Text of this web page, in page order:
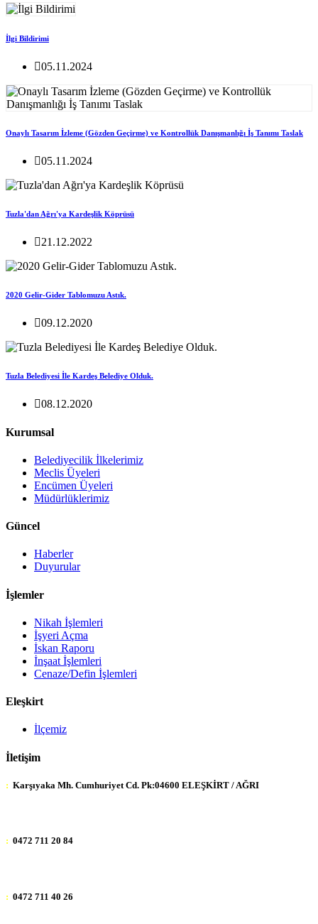
İlgi Bildirimi
05.11.2024
Onaylı Tasarım İzleme (Gözden Geçirme) ve Kontrollük Danışmanlığı İş Tanımı Taslak
05.11.2024
Tuzla'dan Ağrı'ya Kardeşlik Köprüsü
21.12.2022
2020 Gelir-Gider Tablomuzu Astık.
09.12.2020
Tuzla Belediyesi İle Kardeş Belediye Olduk.
08.12.2020
Kurumsal
Belediyecilik İlkelerimiz
Meclis Üyeleri
Encümen Üyeleri
Müdürlüklerimiz
Güncel
Haberler
Duyurular
İşlemler
Nikah İşlemleri
İşyeri Açma
İskan Raporu
İnşaat İşlemleri
Cenaze/Defin İşlemleri
Eleşkirt
İlçemiz
İletişim
: Karşıyaka Mh. Cumhuriyet Cd. Pk:04600 ELEŞKİRT / AĞRI
: 0472 711 20 84
: 0472 711 40 26